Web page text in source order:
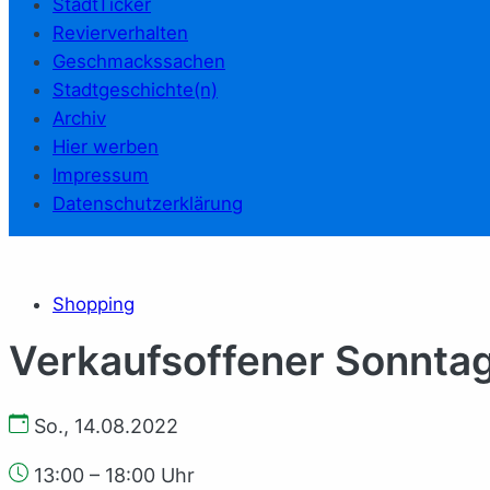
StadtTicker
Revierverhalten
Geschmackssachen
Stadtgeschichte(n)
Archiv
Hier werben
Impressum
Datenschutzerklärung
Shopping
Verkaufsoffener
So., 14.08.2022
13:00 – 18:00 Uhr